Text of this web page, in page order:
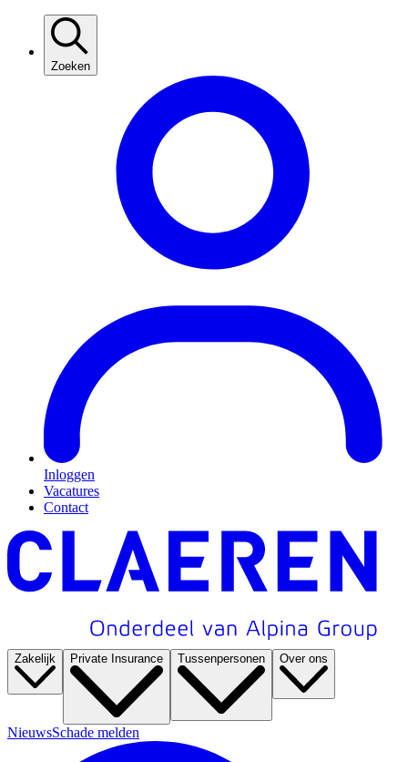
Zoeken
Inloggen
Vacatures
Contact
Zakelijk Private Insurance Tussenpersonen Over ons
NieuwsSchade melden